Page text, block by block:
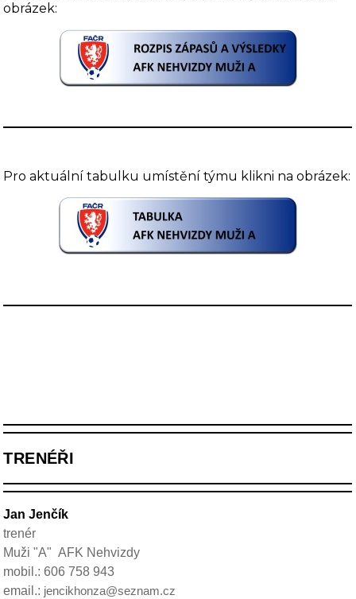
obrázek:
Pro aktuální tabulku umístění týmu klikni na obrázek:
TRENÉŘI
Jan Jenčík
trenér
Muži "A"AFK Nehvizdy
mobil.: 606 758 943
email.: jencikhonza@seznam.cz